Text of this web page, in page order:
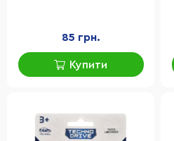
85 грн.
Купити